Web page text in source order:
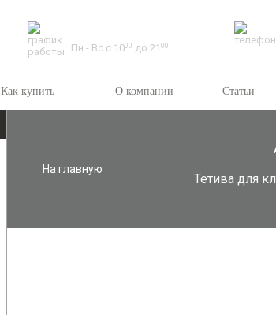
Пн - Вс с 1000 до 21 00
Как купить О компании Статьи
Тетива для
На главную